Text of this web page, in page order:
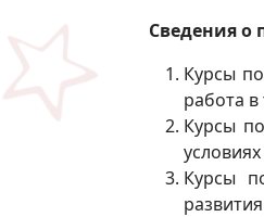
Сведения о
Курсы
работа
Курсы
Курсы